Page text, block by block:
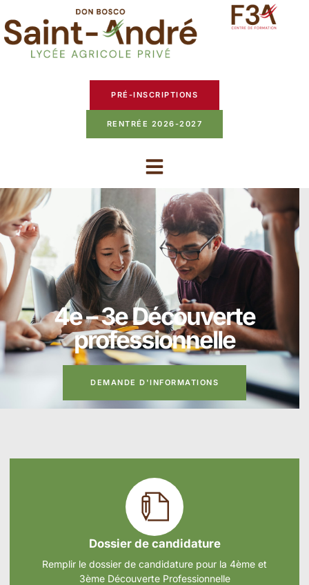
PRÉ-INSCRIPTIONS
RENTRÉE 2026-2027
4e – 3e Découverte
professionnelle
DEMANDE D'INFORMATIONS
Dossier de candidature
Remplir le dossier de candidature pour la 4ème et
3ème Découverte Professionnelle